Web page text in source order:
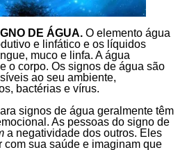
DE ÁGUA.O elemento água
e linfático e os líquidos
muco e linfa. A água
o corpo. Os signos de água são
ao seu ambiente,
bactérias e vírus.
signos de água geralmente têm
As pessoas do signo de
a negatividade dos outros. Eles
com sua saúde e imaginam que